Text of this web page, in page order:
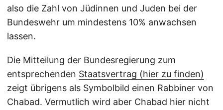
also die Zahl von Jüdinnen und Juden bei der
Bundeswehr um mindestens 10% anwachsen
lassen.
Die Mitteilung der Bundesregierung zum
entsprechenden Staatsvertrag (hier zu finden)
zeigt übrigens als Symbolbild einen Rabbiner von
Chabad. Vermutlich wird aber Chabad hier nicht